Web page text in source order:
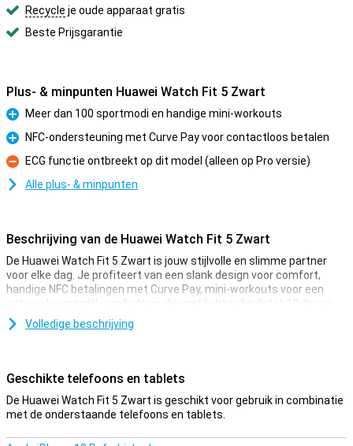
Recycle je oude apparaat gratis
Beste Prijsgarantie
Plus- & minpunten Huawei Watch Fit 5 Zwart
Pluspunt
Meer dan 100 sportmodi en handige mini-workouts
Pluspunt
NFC-ondersteuning met Curve Pay voor contactloos betalen
Minpunt
ECG functie ontbreekt op dit model (alleen op Pro versie)
Alle plus- & minpunten
Beschrijving van de Huawei Watch Fit 5 Zwart
De Huawei Watch Fit 5 Zwart is jouw stijlvolle en slimme partner
voor elke dag. Je profiteert van een slank design voor comfort,
handige NFC betalingen met Curve Pay, mini-workouts voor een
actieve levensstijl, een batterij die met licht gebruik tot 10 dagen
meegaat en valdetectie voor extra veiligheid. Bovendien werkt de
Huawei Watch Fit 5 moeiteloos met zowel Android als iOS. Zo haal
Betalen via NFC
Met de Huawei Watch Fit 5 en NFC laat je je portemonnee vaker
smartwatch. Even je pols bij de betaalterminal houden en klaar. Dit
Volledige beschrijving
Geschikte telefoons en tablets
De Huawei Watch Fit 5 Zwart is geschikt voor gebruik in combinatie
met de onderstaande telefoons en tablets.